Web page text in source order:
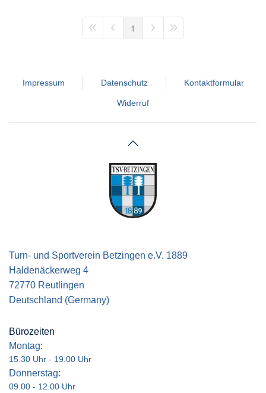
First PagePrevious Page
1 Next PageLast Page
Impressum Datenschutz Kontaktformular
Widerruf
Turn- und Sportverein Betzingen e.V. 1889
Haldenäckerweg 4
72770 Reutlingen
Deutschland (Germany)
Bürozeiten
Montag:
15.30 Uhr - 19.00 Uhr
Donnerstag:
09.00 - 12.00 Uhr